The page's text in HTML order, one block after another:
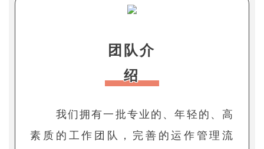
团队介
绍
我们拥有一批专业的、年轻的、高
素质的工作团队，完善的运作管理流